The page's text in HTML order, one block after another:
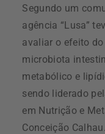
Segundo um
agência “Lusa”
avaliar o efeito
microbiota
metabólico e
sendo liderado
em Nutrição e
Conceição Calhau.